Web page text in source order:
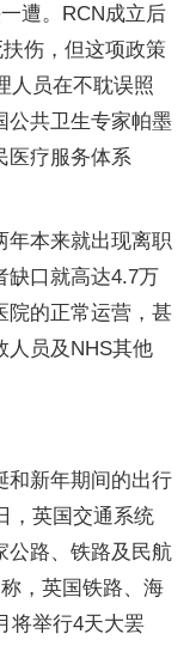
遭。RCN成立后
伤，但这项政策
人员在不耽误照
公共卫生专家帕墨
医疗服务体系
年本来就出现离职
缺口就高达4.7万
院的正常运营，甚
人员及NHS其他
和新年期间的出行
，英国交通系统
公路、铁路及民航
，英国铁路、海
将举行4天大罢